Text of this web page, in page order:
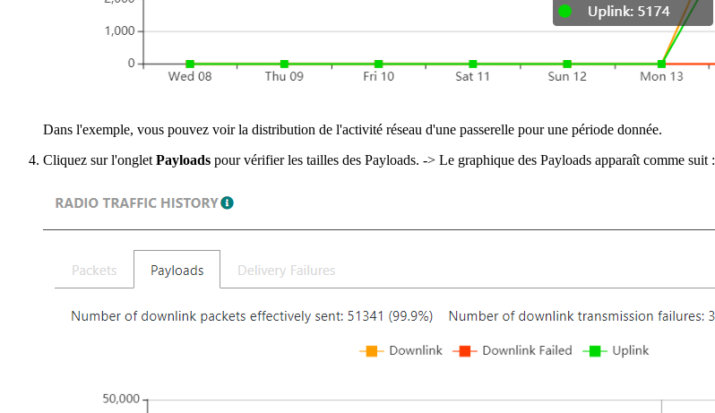
Dans l'exemple, vous pouvez voir la distribution de l'activité réseau d'une passerelle pour une période donnée.
Cliquez sur l'onglet Payloads pour vérifier les tailles des Payloads. -> Le graphique des Payloads apparaît comme suit :